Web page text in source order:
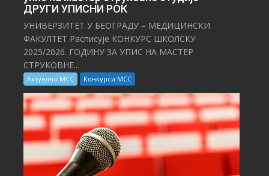
ДРУГИ УПИСНИ РОК
УНИВЕРЗИТЕТ У БЕОГРАДУ – МЕДИЦИНСКИ
ФАКУЛТЕТ Расписује КОНКУРС ШКОЛСКУ
2025/⁠2026. ГОДИНУ ЗА УПИС НА МАСТЕР
СТРУКОВНЕ...
Актуелно МСС Конкурси МСС